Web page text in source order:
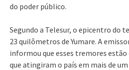
do poder público.
Segundo a Telesur, o epicentro do
23 quilômetros de Yumare. A
informou que esses tremores
que atingiram o país em mais de um